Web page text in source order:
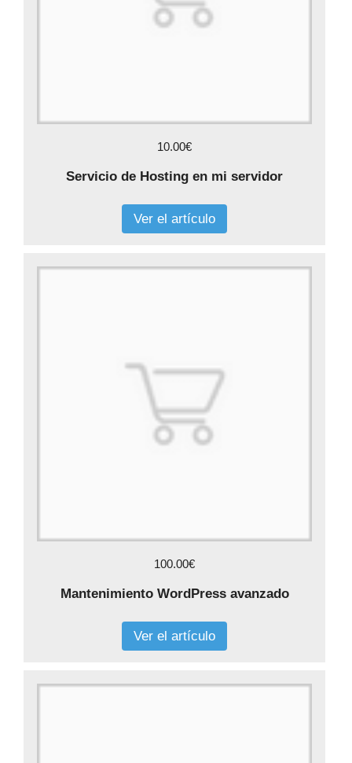
10.00€
Servicio de Hosting en mi servidor
Ver el artículo
100.00€
Mantenimiento WordPress avanzado
Ver el artículo